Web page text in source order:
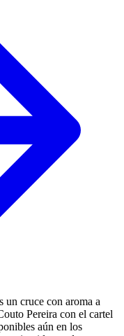
un cruce con aroma a
Pereira con el cartel
aún en los